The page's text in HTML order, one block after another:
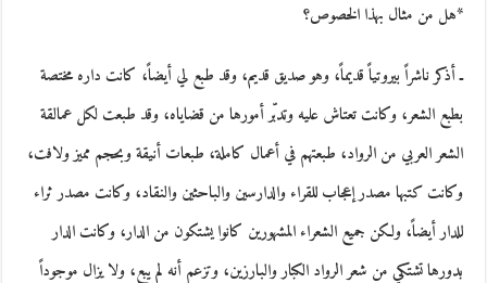
*هل من مثال بهذا الخصوص؟
ـ أذكر ناشراً بيروتياً قديماً، وهو صديق قديم، وقد طبع لي أيضاً، كانت داره مختصة
بطبع الشعر، وكانت تعتاش عليه وتدبّر أمورها من قضاياه، وقد طبعت لكل عمالقة
الشعر العربي من الرواد، طبعتهم في أعمال كاملة، طبعات أنيقة وبحجم مميز ولافت،
وكانت كتبها مصدر إعجاب للقراء والدارسين والباحثين والنقاد، وكانت مصدر ثراء
للدار أيضاً، ولكن جميع الشعراء المشهورين كانوا يشتكون من الدار، وكانت الدار
بدورها تشتكي من شعر الرواد الكبار والبارزين، وتزعم أنه لم يبع، ولا يزال موجوداً